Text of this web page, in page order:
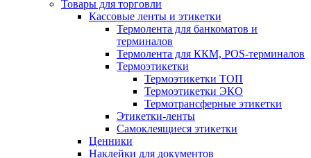
Товары для торговли
Кассовые ленты и этикетки
Термолента для банкоматов и
терминалов
Термолента для ККМ, POS-терминалов
Термоэтикетки
Термоэтикетки ТОП
Термоэтикетки ЭКО
Термотрансферные этикетки
Этикетки-ленты
Самоклеящиеся этикетки
Ценники
Наклейки для документов